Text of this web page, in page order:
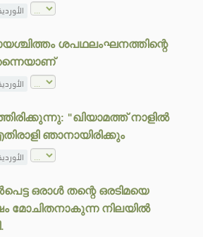
ശപഥലംഘനത്തിന്റെ
"ഖിയാമത്ത് നാളിൽ
ഞാനായിരിക്കും
ഒരാൾ തന്റെ ഒരടിമയെ
മോചിതനാകുന്ന നിലയിൽ